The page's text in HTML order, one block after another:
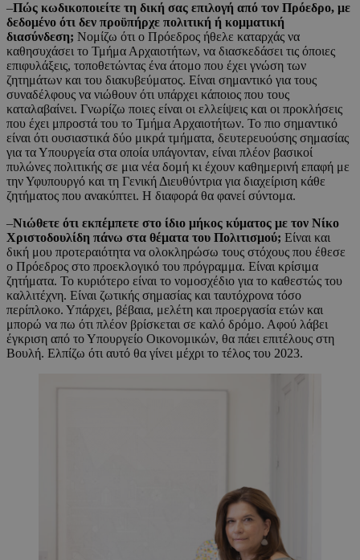
–Πώς κωδικοποιείτε τη δική σας επιλογή από τον Πρόεδρο, με
δεδομένο ότι δεν προϋπήρχε πολιτική ή κομματική
διασύνδεση; Νομίζω ότι ο Πρόεδρος ήθελε καταρχάς να
καθησυχάσει το Τμήμα Αρχαιοτήτων, να διασκεδάσει τις όποιες
επιφυλάξεις, τοποθετώντας ένα άτομο που έχει γνώση των
ζητημάτων και του διακυβεύματος. Είναι σημαντικό για τους
συναδέλφους να νιώθουν ότι υπάρχει κάποιος που τους
καταλαβαίνει. Γνωρίζω ποιες είναι οι ελλείψεις και οι προκλήσεις
που έχει μπροστά του το Τμήμα Αρχαιοτήτων. Το πιο σημαντικό
είναι ότι ουσιαστικά δύο μικρά τμήματα, δευτερευούσης σημασίας
για τα Υπουργεία στα οποία υπάγονταν, είναι πλέον βασικοί
πυλώνες πολιτικής σε μια νέα δομή κι έχουν καθημερινή επαφή με
την Υφυπουργό και τη Γενική Διευθύντρια για διαχείριση κάθε
ζητήματος που ανακύπτει. Η διαφορά θα φανεί σύντομα.
–Νιώθετε ότι εκπέμπετε στο ίδιο μήκος κύματος με τον Νίκο
Χριστοδουλίδη πάνω στα θέματα του Πολιτισμού; Είναι και
δική μου προτεραιότητα να ολοκληρώσω τους στόχους που έθεσε
ο Πρόεδρος στο προεκλογικό του πρόγραμμα. Είναι κρίσιμα
ζητήματα. Το κυριότερο είναι το νομοσχέδιο για το καθεστώς του
καλλιτέχνη. Είναι ζωτικής σημασίας και ταυτόχρονα τόσο
περίπλοκο. Υπάρχει, βέβαια, μελέτη και προεργασία ετών και
μπορώ να πω ότι πλέον βρίσκεται σε καλό δρόμο. Αφού λάβει
έγκριση από το Υπουργείο Οικονομικών, θα πάει επιτέλους στη
Βουλή. Ελπίζω ότι αυτό θα γίνει μέχρι το τέλος του 2023.